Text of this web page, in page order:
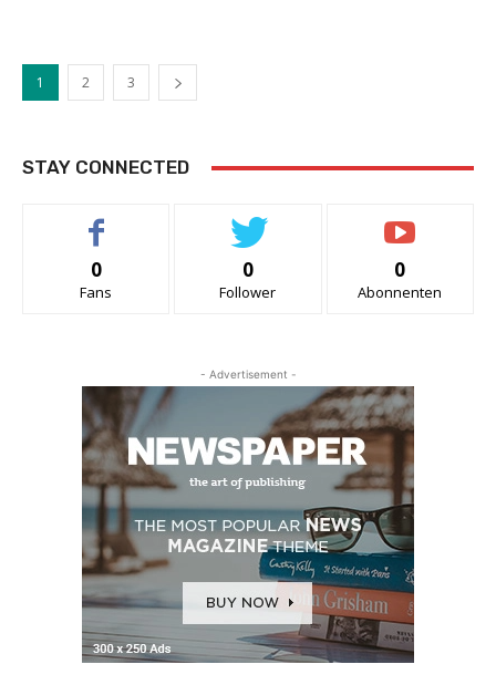
1 2 3
STAY CONNECTED
0
Fans
0
Follower
0
Abonnenten
- Advertisement -